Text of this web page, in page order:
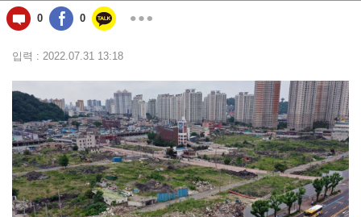
동)
0 0
입력 : 2022.07.31 13:18